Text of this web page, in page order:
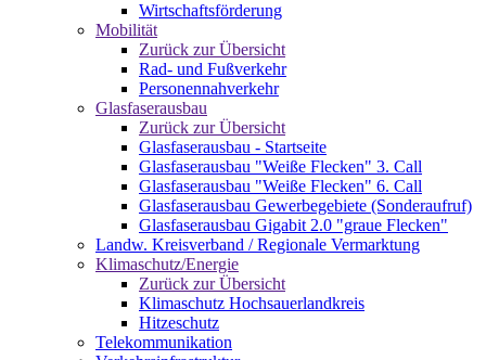
Wirtschaftsförderung
Mobilität
Zurück zur Übersicht
Rad- und Fußverkehr
Personennahverkehr
Glasfaserausbau
Zurück zur Übersicht
Glasfaserausbau - Startseite
Glasfaserausbau "Weiße Flecken" 3. Call
Glasfaserausbau "Weiße Flecken" 6. Call
Glasfaserausbau Gewerbegebiete (Sonderaufruf)
Glasfaserausbau Gigabit 2.0 "graue Flecken"
Landw. Kreisverband / Regionale Vermarktung
Klimaschutz/Energie
Zurück zur Übersicht
Klimaschutz Hochsauerlandkreis
Hitzeschutz
Telekommunikation